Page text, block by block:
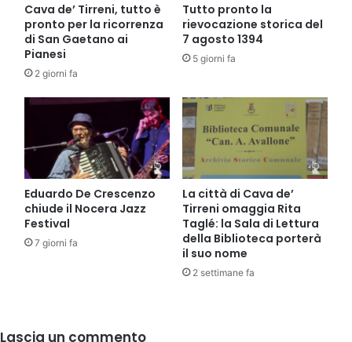
Cava de’ Tirreni, tutto è
pronto per la ricorrenza
di San Gaetano ai
Pianesi
2 giorni fa
Tutto pronto la
rievocazione storica del
7 agosto 1394
5 giorni fa
Eduardo De Crescenzo
chiude il Nocera Jazz
Festival
7 giorni fa
La città di Cava de’
Tirreni omaggia Rita
Taglé: la Sala di Lettura
della Biblioteca porterà
il suo nome
2 settimane fa
Lascia un commento